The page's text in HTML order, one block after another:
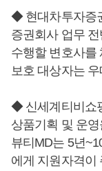
◆ 현대차투자증
증권회사 업무
수행할 변호사를
보호 대상자는
◆ 신세계티비쇼
상품기획 및 운
뷰티MD는 5년
에게 지원자격이